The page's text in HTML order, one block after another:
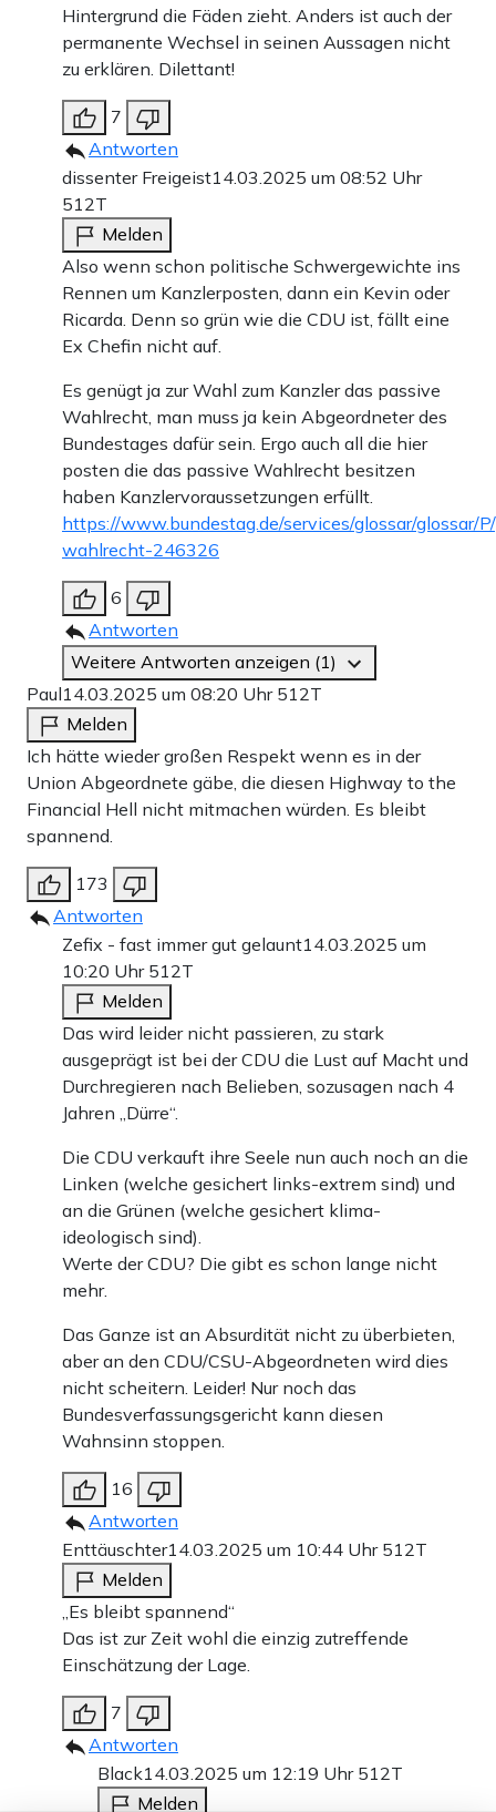
Hintergrund die Fäden zieht. Anders ist auch der
permanente Wechsel in seinen Aussagen nicht
zu erklären. Dilettant!
7
Antworten
dissenter Freigeist14.03.2025 um 08:52 Uhr
512T
Melden
Also wenn schon politische Schwergewichte ins
Rennen um Kanzlerposten, dann ein Kevin oder
Ricarda. Denn so grün wie die CDU ist, fällt eine
Ex Chefin nicht auf.
Es genügt ja zur Wahl zum Kanzler das passive
Wahlrecht, man muss ja kein Abgeordneter des
Bundestages dafür sein. Ergo auch all die hier
posten die das passive Wahlrecht besitzen
haben Kanzlervoraussetzungen erfüllt.
https://www.bundestag.de/services/glossar/glossar/
wahlrecht-246326
6
Antworten
Weitere Antworten anzeigen (1)
Paul14.03.2025 um 08:20 Uhr 512T
Melden
Ich hätte wieder großen Respekt wenn es in der
Union Abgeordnete gäbe, die diesen Highway to the
Financial Hell nicht mitmachen würden. Es bleibt
spannend.
173
Antworten
Zefix - fast immer gut gelaunt14.03.2025 um
10:20 Uhr 512T
Melden
Das wird leider nicht passieren, zu stark
ausgeprägt ist bei der CDU die Lust auf Macht und
Durchregieren nach Belieben, sozusagen nach 4
Jahren „Dürre“.
Die CDU verkauft ihre Seele nun auch noch an die
Linken (welche gesichert links-extrem sind) und
an die Grünen (welche gesichert klima-
ideologisch sind).
Werte der CDU? Die gibt es schon lange nicht
mehr.
Das Ganze ist an Absurdität nicht zu überbieten,
aber an den CDU/CSU-Abgeordneten wird dies
nicht scheitern. Leider! Nur noch das
Bundesverfassungsgericht kann diesen
Wahnsinn stoppen.
16
Antworten
Enttäuschter14.03.2025 um 10:44 Uhr 512T
Melden
„Es bleibt spannend“
Das ist zur Zeit wohl die einzig zutreffende
Einschätzung der Lage.
7
Antworten
Black14.03.2025 um 12:19 Uhr 512T
Melden